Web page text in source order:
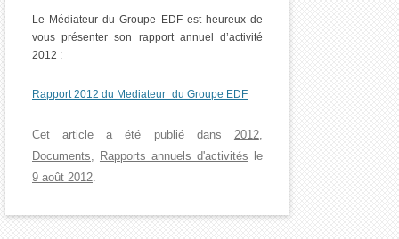
Le Médiateur du Groupe EDF est heureux de
vous présenter son rapport annuel d’activité
2012 :
Rapport 2012 du Mediateur_du Groupe EDF
Cet article a été publié dans 2012,
Documents, Rapports annuels d'activités le
9 août 2012.